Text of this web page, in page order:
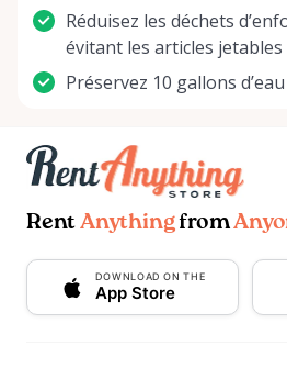
Réduisez les déchets
évitant les articles jetables
Préservez 10 gallons
Rent Anythingfrom
DOWNLOAD ON THE
App Store